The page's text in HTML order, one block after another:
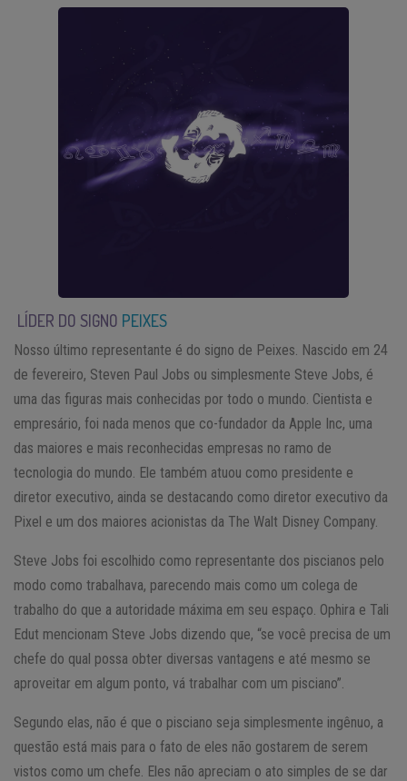
LÍDER DO SIGNO PEIXES
Nosso último representante é do signo de Peixes. Nascido em 24
de fevereiro, Steven Paul Jobs ou simplesmente Steve Jobs, é
uma das figuras mais conhecidas por todo o mundo. Cientista e
empresário, foi nada menos que co-fundador da Apple Inc, uma
das maiores e mais reconhecidas empresas no ramo de
tecnologia do mundo. Ele também atuou como presidente e
diretor executivo, ainda se destacando como diretor executivo da
Pixel e um dos maiores acionistas da The Walt Disney Company.
Steve Jobs foi escolhido como representante dos piscianos pelo
modo como trabalhava, parecendo mais como um colega de
trabalho do que a autoridade máxima em seu espaço. Ophira e Tali
Edut mencionam Steve Jobs dizendo que, “se você precisa de um
chefe do qual possa obter diversas vantagens e até mesmo se
aproveitar em algum ponto, vá trabalhar com um pisciano”.
Segundo elas, não é que o pisciano seja simplesmente ingênuo, a
questão está mais para o fato de eles não gostarem de serem
vistos como um chefe. Eles não apreciam o ato simples de se dar